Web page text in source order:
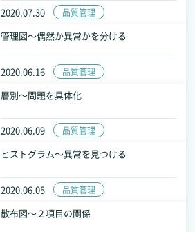
2020.07.30 品質管理
2020.06.16 品質管理
管理図～偶然か異常かを分ける
2020.06.09 品質管理
層別～問題を具体化
2020.06.05 品質管理
ヒストグラム～異常を見つける
散布図～２項目の関係